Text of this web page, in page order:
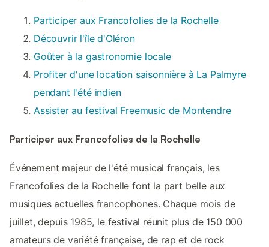
Participer aux Francofolies de la Rochelle
Découvrir l'île d'Oléron
Goûter à la gastronomie locale
Profiter d'une location saisonnière à La Palmyre
pendant l'été indien
Assister au festival Freemusic de Montendre
Participer aux Francofolies de la Rochelle
Événement majeur de l'été musical français, les
Francofolies de la Rochelle font la part belle aux
musiques actuelles francophones. Chaque mois de
juillet, depuis 1985, le festival réunit plus de 150 000
amateurs de variété française, de rap et de rock